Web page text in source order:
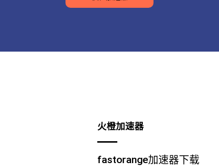
火橙加速器
fastorange加速器下载